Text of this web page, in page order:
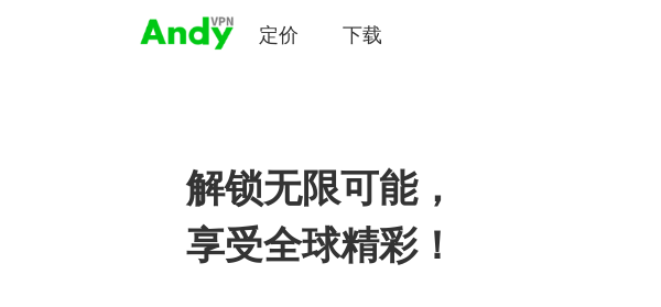
定价 下载
解锁无限可能，
享受全球精彩！